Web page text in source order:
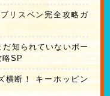
リスベン完全攻略ガ
知られていないポー
略SP
横断！ キーホッピン